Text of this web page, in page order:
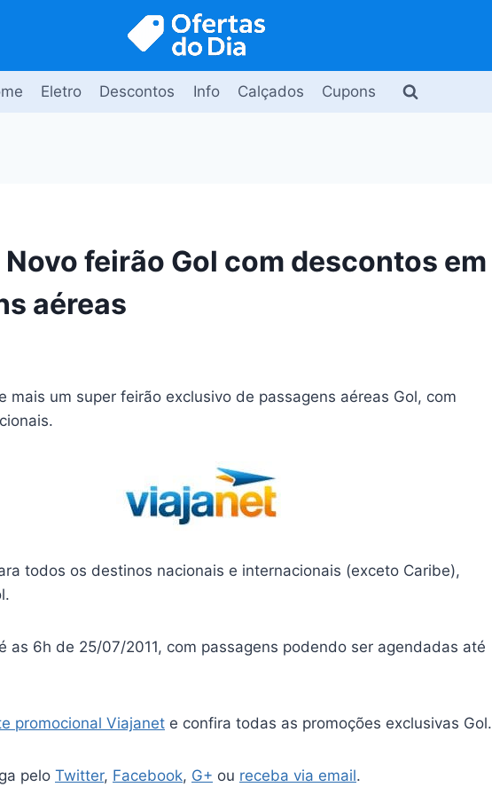
Eletro Descontos Info Calçados Cupons
feirão Gol com descontos em
aéreas
mais um super feirão exclusivo de passagens aéreas Gol, com
todos os destinos nacionais e internacionais (exceto Caribe),
as 6h de 25/07/2011, com passagens podendo ser agendadas até
promocional Viajanet e confira todas as promoções exclusivas Gol.
pelo Twitter, Facebook, G+ ou receba via email.